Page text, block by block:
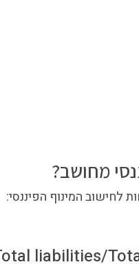
מחושב?
לחישוב המינוף הפיננסי: